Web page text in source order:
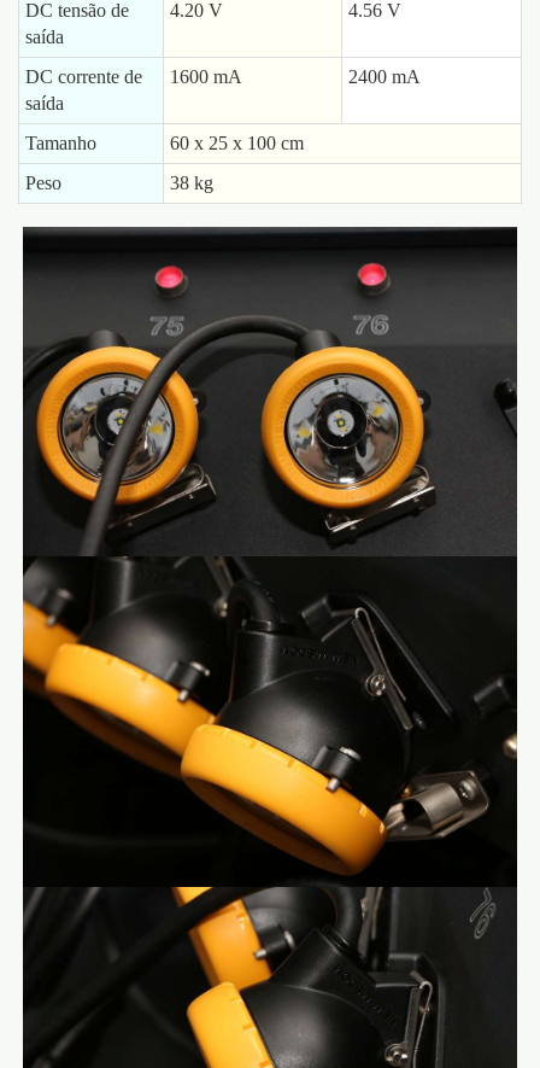
DC tensão de
saída
4.20 V 4.56 V
DC corrente de
saída
1600 mA 2400 mA
Tamanho
60 x 25 x 100 cm
Peso
38 kg